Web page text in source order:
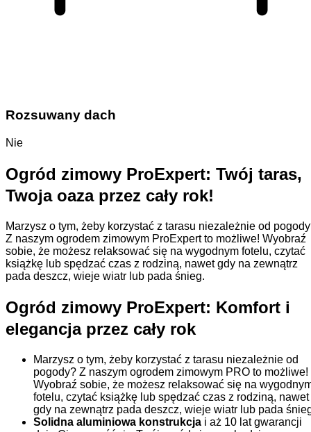
Rozsuwany dach
Nie
Ogród zimowy ProExpert: Twój taras,
Twoja oaza przez cały rok!
Marzysz o tym, żeby korzystać z tarasu niezależnie od
Z naszym ogrodem zimowym ProExpert to możliwe! Wyobraź
sobie, że możesz relaksować się na wygodnym fotelu, czytać
książkę lub spędzać czas z rodziną, nawet gdy na zewnątrz
pada deszcz, wieje wiatr lub pada śnieg.
Ogród zimowy ProExpert: Komfort i
elegancja przez cały rok
Marzysz o tym, żeby korzystać z tarasu niezależnie od
pogody? Z naszym ogrodem zimowym PRO to możliwe!
Wyobraź sobie, że możesz relaksować się na
fotelu, czytać książkę lub spędzać czas z rodziną, nawet
gdy na zewnątrz pada deszcz, wieje wiatr lub pada
Solidna aluminiowa konstrukcja i aż 10 lat gwarancji